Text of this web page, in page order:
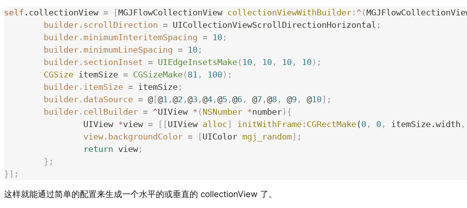
self .collectionView = [MGJFlowCollectionView collectionViewWithBuilder : ^(
	builder
. scrollDirection = UICollectionViewScrollDirectionHorizontal ;
	builder
. minimumInteritemSpacing = 10 ;
	builder
. minimumLineSpacing = 10 ;
	builder
. sectionInset = UIEdgeInsetsMake( 10 , 10 , 10 , 10 );
	CGSize
itemSize = CGSizeMake( 81 , 100 );
	builder
. itemSize = itemSize ;
	builder
. dataSource = @ [@1 ,@2 ,@3 ,@4 ,@5 ,@6 , @7 ,@8 , @9 , @10 ];
	builder
. cellBuilder = ^UIView * ( NSNumber *number){
		UIView
*view = [[UIView alloc ] initWithFrame : CGRectMake( 0 , 0 , itemSize.width ,
		view
. backgroundColor = [UIColor mgj_random];
		return
view ;
	};
}];
这样就能通过简单的配置来生成一个水平的或垂直的 collectionView 了。